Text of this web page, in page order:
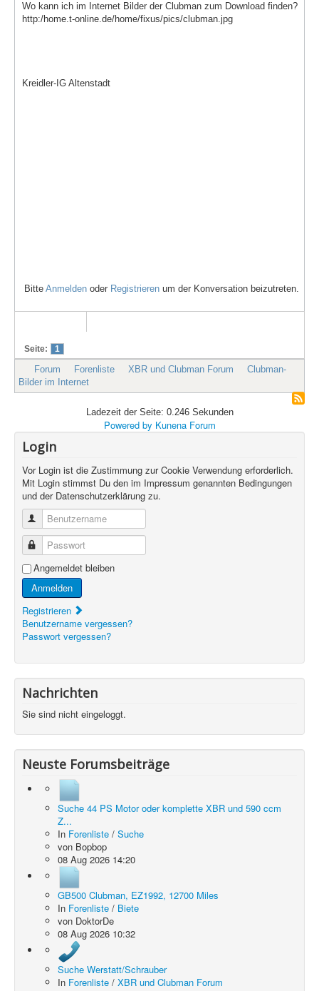
Wo kann ich im Internet Bilder der Clubman zum Download finden?
http:/home.t-online.de/home/fixus/pics/clubman.jpg
Kreidler-IG Altenstadt
Bitte Anmelden oder Registrieren um der Konversation beizutreten.
Seite: 1
Forum Forenliste XBR und Clubman Forum
Clubman-
Bilder im Internet
Ladezeit der Seite: 0.246 Sekunden
Powered by Kunena Forum
Login
Vor Login ist die Zustimmung zur Cookie Verwendung erforderlich.
Mit Login stimmst Du den im Impressum genannten Bedingungen
und der Datenschutzerklärung zu.
Benutzername
Passwort
Angemeldet bleiben
Anmelden
Registrieren
Benutzername vergessen?
Passwort vergessen?
Nachrichten
Sie sind nicht eingeloggt.
Neuste Forumsbeiträge
Suche 44 PS Motor oder komplette XBR und 590 ccm
Z...
In Forenliste / Suche
von Bopbop
08 Aug 2026 14:20
GB500 Clubman, EZ1992, 12700 Miles
In Forenliste / Biete
von DoktorDe
08 Aug 2026 10:32
Suche Werstatt/Schrauber
In Forenliste / XBR und Clubman Forum